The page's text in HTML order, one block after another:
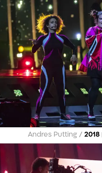
/
Andres Putting